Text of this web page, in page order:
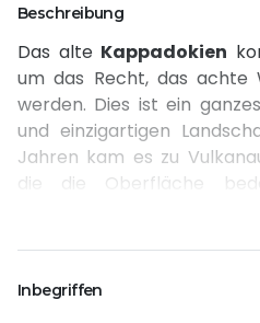
Beschreibung
Das alte Kappadokien
um das Recht, das achte
werden. Dies ist ein
und einzigartigen
Jahren kam es zu
die die Oberfläche
Wasserströmungen und
Inbegriffen